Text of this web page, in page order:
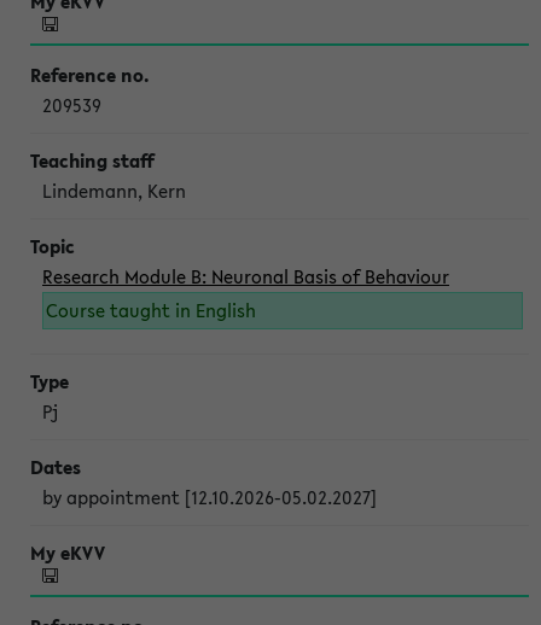
209539
Lindemann, Kern
Research Module B: Neuronal Basis of Behaviour
Course taught in English
Pj
by appointment [12.10.2026-05.02.2027]